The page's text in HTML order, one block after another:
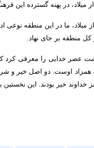
میلاد، در پهنه گسترده این
میلاد، ما در این منطقه نوعی
منطقه بر جای نهاد.
عصر خدایی را معرفی کرد
همزاد اوست. دو اصل خیر و
جز خداوند خیر بودند. این